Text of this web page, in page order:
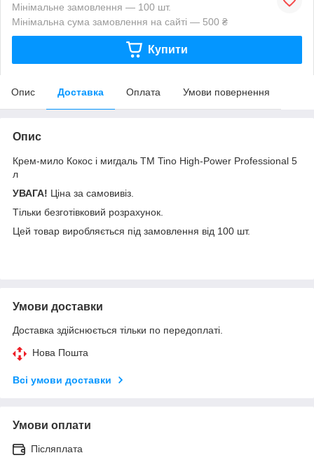
Мінімальне замовлення — 100 шт.
Мінімальна сума замовлення на сайті — 500 ₴
Купити
Опис Доставка Оплата Умови повернення
Опис
Крем-мило Кокос і мигдаль ТМ Tino High-Power Professional 5
л
УВАГА! Ціна за самовивіз.
Тільки безготівковий розрахунок.
Цей товар виробляється під замовлення від 100 шт.
Умови доставки
Доставка здійснюється тільки по передоплаті.
Нова Пошта
Всі умови доставки
Умови оплати
Післяплата